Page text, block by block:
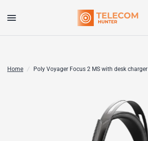
Home / Poly Voyager Focus 2 MS with desk charger